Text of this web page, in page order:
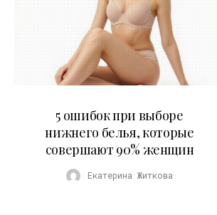
5 ошибок при выборе
нижнего белья, которые
совершают 90% женщин
Екатерина Житкова